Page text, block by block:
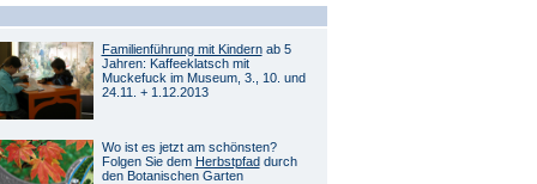
Familienführung mit Kindernab 5
Jahren: Kaffeeklatsch mit
Muckefuck im Museum, 3., 10. und
24.11. + 1.12.2013
Wo ist es jetzt am schönsten?
Folgen Sie dem Herbstpfaddurch
den Botanischen Garten